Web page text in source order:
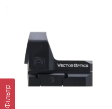
Фільтр